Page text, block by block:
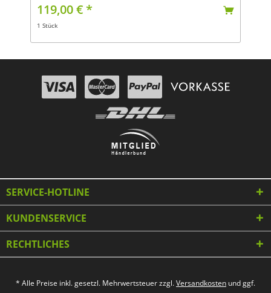
119,00 € *
1 Stück
SERVICE-HOTLINE
KUNDENSERVICE
RECHTLICHES
* Alle Preise inkl. gesetzl. Mehrwertsteuer zzgl.Versandkosten und ggf.